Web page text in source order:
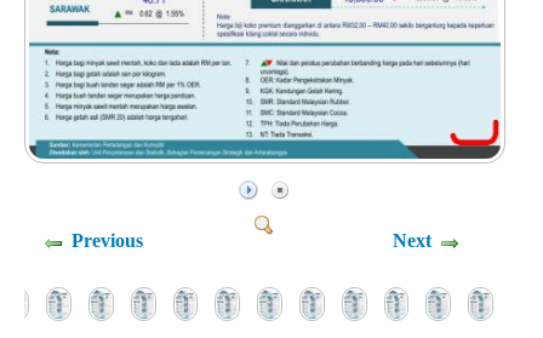
Previous Next